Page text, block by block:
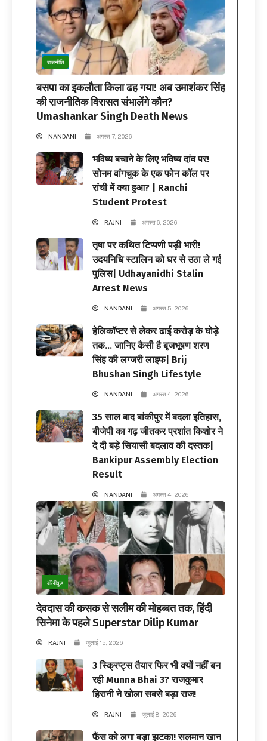
राजनीति
बसपा का इकलौता किला ढह गया! अब उमाशंकर सिंह
की राजनीतिक विरासत संभालेंगे कौन?
Umashankar Singh Death News
NANDANI अगस्त 7, 2026
भविष्य बचाने के लिए भविष्य दांव पर!
सोनम वांगचुक के एक फोन कॉल पर
रांची में क्या हुआ? | Ranchi
Student Protest
RAJNI अगस्त 6, 2026
तृषा पर कथित टिप्पणी पड़ी भारी!
उदयनिधि स्टालिन को घर से उठा ले गई
पुलिस| Udhayanidhi Stalin
Arrest News
NANDANI अगस्त 5, 2026
हेलिकॉप्टर से लेकर ढाई करोड़ के घोड़े
तक… जानिए कैसी है बृजभूषण शरण
सिंह की लग्जरी लाइफ| Brij
Bhushan Singh Lifestyle
NANDANI अगस्त 4, 2026
35 साल बाद बांकीपुर में बदला इतिहास,
बीजेपी का गढ़ जीतकर प्रशांत किशोर ने
दे दी बड़े सियासी बदलाव की दस्तक|
Bankipur Assembly Election
Result
NANDANI अगस्त 4, 2026
बॉलीवुड
देवदास की कसक से सलीम की मोहब्बत तक, हिंदी
सिनेमा के पहले Superstar Dilip Kumar
RAJNI जुलाई 15, 2026
3 स्क्रिप्ट्स तैयार फिर भी क्यों नहीं बन
रही Munna Bhai 3? राजकुमार
हिरानी ने खोला सबसे बड़ा राज!
RAJNI जुलाई 8, 2026
फैंस को लगा बड़ा झटका! सलमान खान